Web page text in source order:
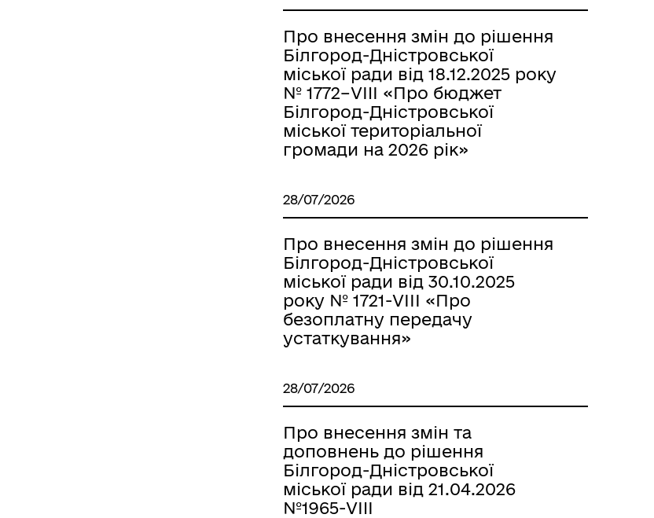
Про внесення змін до рішення
Білгород-Дністровської
міської ради від 18.12.2025 року
№ 1772–VIII «Про бюджет
Білгород-Дністровської
міської територіальної
громади на 2026 рік»
28/07/2026
Про внесення змін до рішення
Білгород-Дністровської
міської ради від 30.10.2025
року № 1721-VІІІ «Про
безоплатну передачу
устаткування»
28/07/2026
Про внесення змін та
доповнень до рішення
Білгород-Дністровської
міської ради від 21.04.2026
№1965-VIII